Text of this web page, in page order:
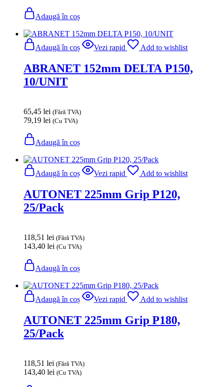
Adaugă în coș
Adaugă în coș Vezi rapid Add to wishlist
ABRANET 152mm DELTA P150,
10/UNIT
65,45 lei (Fără TVA)
79,19 lei (Cu TVA)
Adaugă în coș
Adaugă în coș Vezi rapid Add to wishlist
AUTONET 225mm Grip P120,
25/Pack
118,51 lei (Fără TVA)
143,40 lei (Cu TVA)
Adaugă în coș
Adaugă în coș Vezi rapid Add to wishlist
AUTONET 225mm Grip P180,
25/Pack
118,51 lei (Fără TVA)
143,40 lei (Cu TVA)